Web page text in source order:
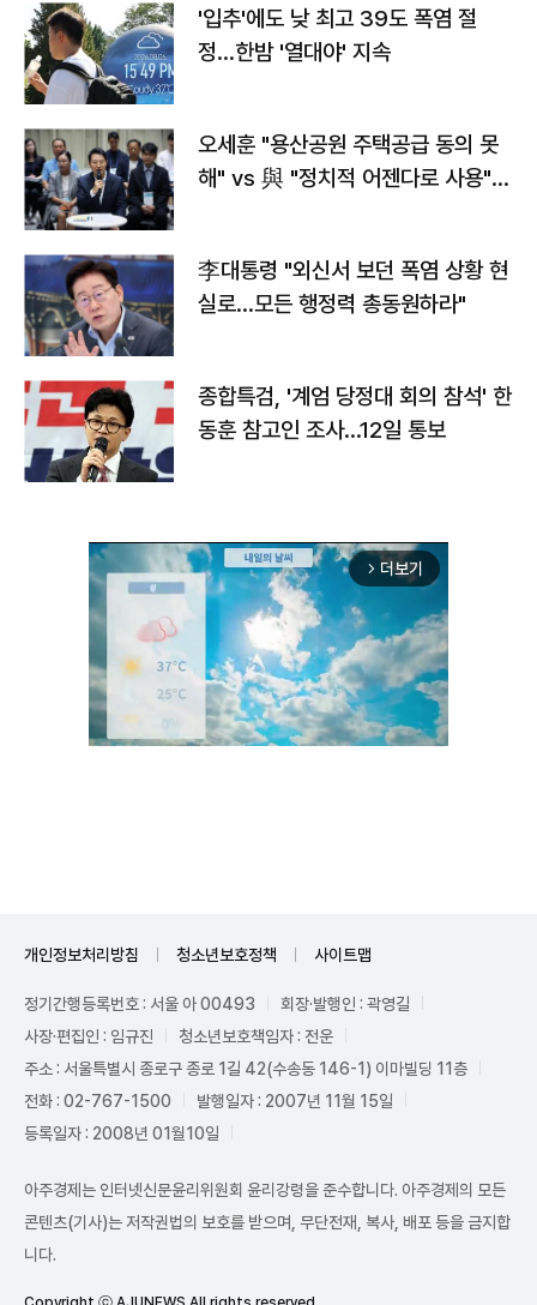
'입추'에도 낮 최고 39도 폭염 절
정…한밤 '열대야' 지속
오세훈 "용산공원 주택공급 동의 못
해" vs 與 "정치적 어젠다로 사용"
李대통령 "외신서 보던 폭염 상황 현
실로…모든 행정력 총동원하라"
종합특검, '계엄 당정대 회의 참석' 한
동훈 참고인 조사...12일 통보
arrow_forward_ios 더보기
개인정보처리방침 청소년보호정책 사이트맵
정기간행등록번호 : 서울 아 00493
회장·발행인 : 곽영길
사장·편집인 : 임규진
청소년보호책임자 : 전운
주소 : 서울특별시 종로구 종로 1길 42(수송동 146-1) 이마빌딩 11층
전화 : 02-767-1500
발행일자 : 2007년 11월 15일
등록일자 : 2008년 01월10일
아주경제는 인터넷신문윤리위원회 윤리강령을 준수합니다. 아주경제의 모든
콘텐츠(기사)는 저작권법의 보호를 받으며, 무단전재, 복사, 배포 등을 금지합
니다.